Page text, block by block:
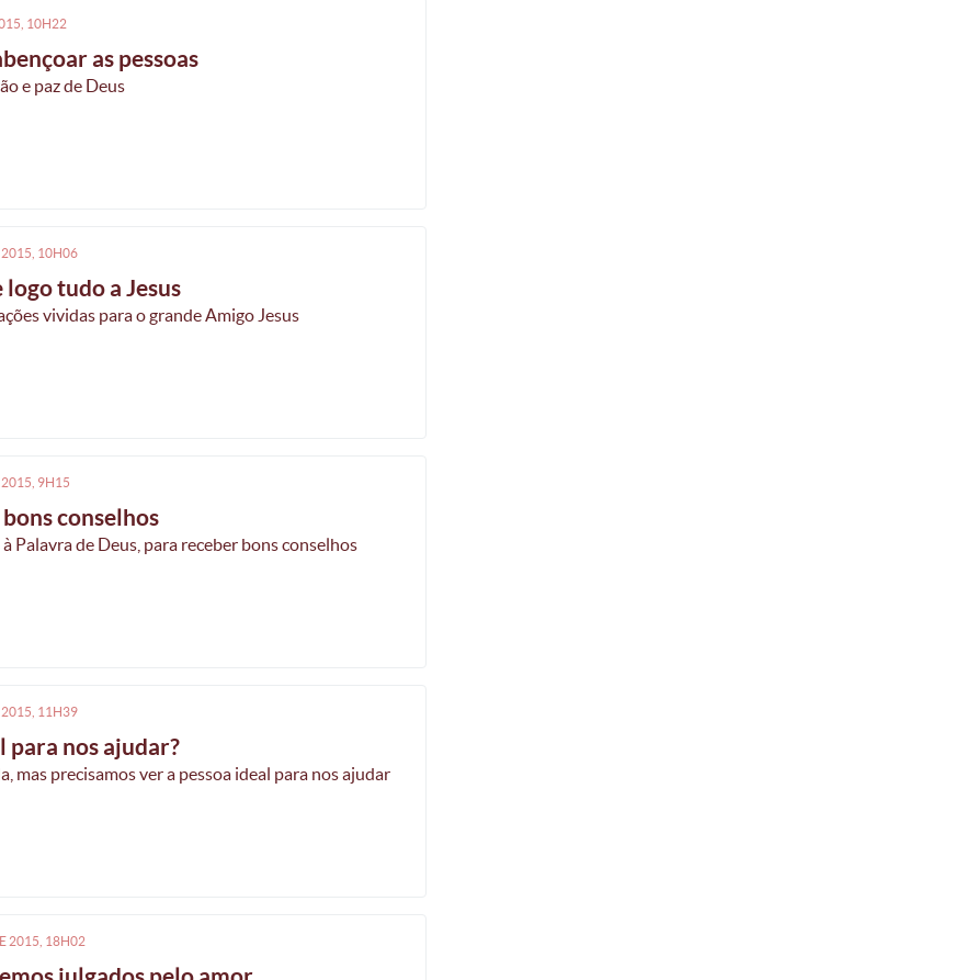
10H22
as pessoas
e paz de Deus
2015, 10H06
tudo a Jesus
vividas para o grande Amigo Jesus
2015, 9H15
conselhos
Palavra de Deus, para receber bons conselhos
2015, 11H39
para nos ajudar?
mas precisamos ver a pessoa ideal para nos ajudar
2015, 18H02